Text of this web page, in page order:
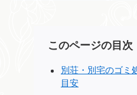
このページの目次
別荘・別宅のゴミ
目安